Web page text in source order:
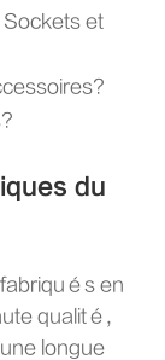
et
du
fabriqués en
qualité,
longue